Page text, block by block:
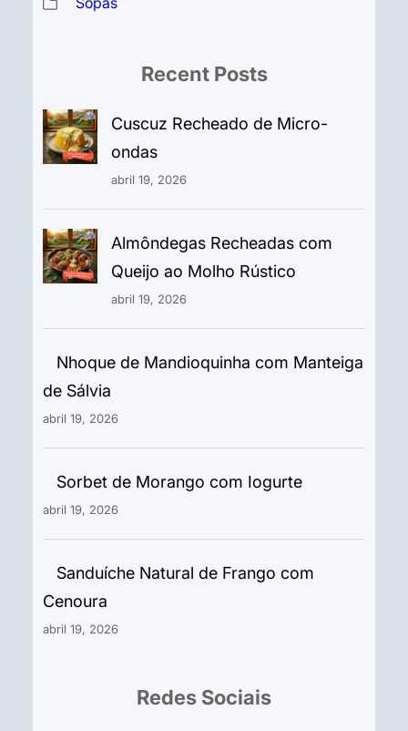
Recent Posts
Cuscuz Recheado de Micro-
ondas
abril 19, 2026
Almôndegas Recheadas com
Queijo ao Molho Rústico
abril 19, 2026
Nhoque de Mandioquinha com Manteiga
de Sálvia
abril 19, 2026
Sorbet de Morango com Iogurte
abril 19, 2026
Sanduíche Natural de Frango com
Cenoura
abril 19, 2026
Redes Sociais